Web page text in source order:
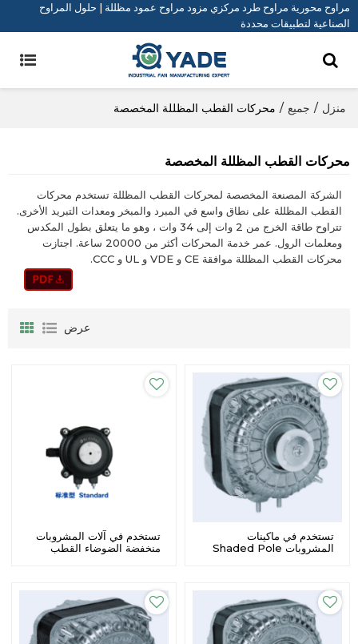
مراوح محورية مراوح طرد مركزي مزود مراوح عمود مظللة | حلول المراوح
الصناعية لتطبيقات محددة
منزل / جميع / محركات القطب المظللة المخصصة
محركات القطب المظللة المخصصة
الشركة المصنعة المخصصة لمحركات القطب المظللة تستخدم محركات
القطب المظللة على نطاق واسع في المبرد والمبخر ومعدات التبريد الأخرى.
تتراوح طاقة الخرج من 2 وات إلى 34 وات ، وهو ما يتعلق بطول المكدس
ومعلمات الرول. عمر خدمة المحركات أكثر من 20000 ساعة. اجتازت
محركات القطب المظللة موافقة CE و VDE و UL و CCC.
عرض
تستخدم في ماكينات
المشروبات Shaded Pole
تستخدم في آلات المشروبات
منخفضة الضوضاء القطب